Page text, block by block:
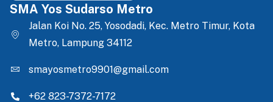
SMA Yos Sudarso Metro
Jalan Koi No. 25, Yosodadi, Kec. Metro Timur, Kota
Metro, Lampung 34112
smayosmetro9901@gmail.com
+62 823-7372-7172